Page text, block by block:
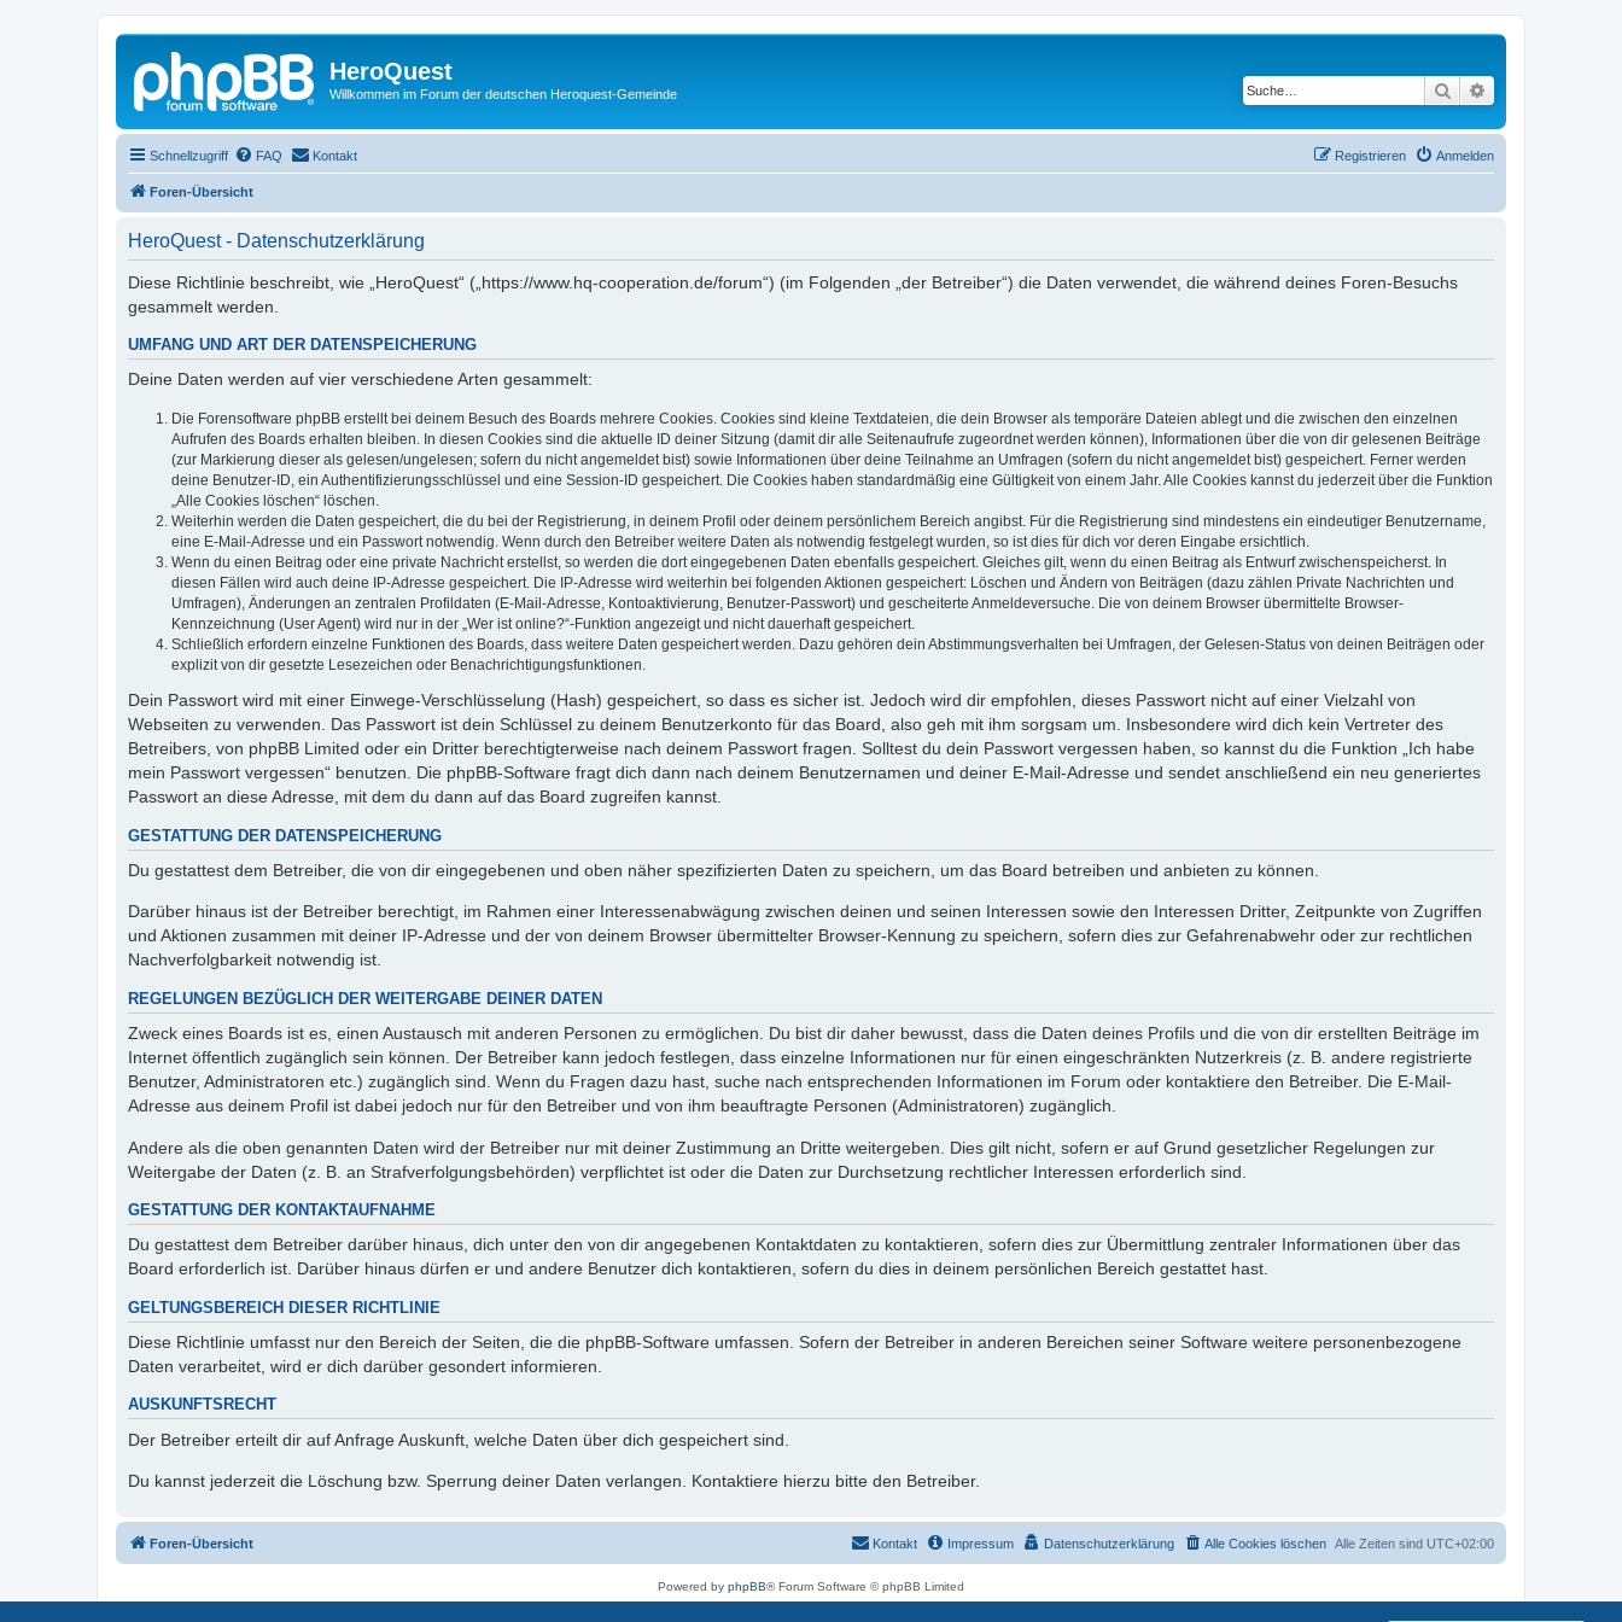
HeroQuest
Willkommen im Forum der deutschen Heroquest-Gemeinde Suche
Schnellzugriff FAQ Kontakt Anmelden
Registrieren
Foren-Übersicht
HeroQuest - Datenschutzerklärung
Diese Richtlinie beschreibt, wie „HeroQuest“ („https://www.hq-cooperation.de/forum“) (im Folgenden „der Betreiber“) die Daten verwendet, die während deines Foren-Besuchs
gesammelt werden.
UMFANG UND ART DER DATENSPEICHERUNG
Deine Daten werden auf vier verschiedene Arten gesammelt:
Die Forensoftware phpBB erstellt bei deinem Besuch des Boards mehrere Cookies. Cookies sind kleine Textdateien, die dein Browser als temporäre Dateien ablegt und die zwischen den einzelnen
Aufrufen des Boards erhalten bleiben. In diesen Cookies sind die aktuelle ID deiner Sitzung (damit dir alle Seitenaufrufe zugeordnet werden können), Informationen über die von dir gelesenen Beiträge
(zur Markierung dieser als gelesen/ungelesen; sofern du nicht angemeldet bist) sowie Informationen über deine Teilnahme an Umfragen (sofern du nicht angemeldet bist) gespeichert. Ferner werden
deine Benutzer-ID, ein Authentifizierungsschlüssel und eine Session-ID gespeichert. Die Cookies haben standardmäßig eine Gültigkeit von einem Jahr. Alle Cookies kannst du jederzeit über die Funktion
„Alle Cookies löschen“ löschen.
Weiterhin werden die Daten gespeichert, die du bei der Registrierung, in deinem Profil oder deinem persönlichem Bereich angibst. Für die Registrierung sind mindestens ein eindeutiger Benutzername,
eine E-Mail-Adresse und ein Passwort notwendig. Wenn durch den Betreiber weitere Daten als notwendig festgelegt wurden, so ist dies für dich vor deren Eingabe ersichtlich.
Wenn du einen Beitrag oder eine private Nachricht erstellst, so werden die dort eingegebenen Daten ebenfalls gespeichert. Gleiches gilt, wenn du einen Beitrag als Entwurf zwischenspeicherst. In
diesen Fällen wird auch deine IP-Adresse gespeichert. Die IP-Adresse wird weiterhin bei folgenden Aktionen gespeichert: Löschen und Ändern von Beiträgen (dazu zählen Private Nachrichten und
Umfragen), Änderungen an zentralen Profildaten (E-Mail-Adresse, Kontoaktivierung, Benutzer-Passwort) und gescheiterte Anmeldeversuche. Die von deinem Browser übermittelte Browser-
Kennzeichnung (User Agent) wird nur in der „Wer ist online?“-Funktion angezeigt und nicht dauerhaft gespeichert.
Schließlich erfordern einzelne Funktionen des Boards, dass weitere Daten gespeichert werden. Dazu gehören dein Abstimmungsverhalten bei Umfragen, der Gelesen-Status von deinen Beiträgen oder
explizit von dir gesetzte Lesezeichen oder Benachrichtigungsfunktionen.
Dein Passwort wird mit einer Einwege-Verschlüsselung (Hash) gespeichert, so dass es sicher ist. Jedoch wird dir empfohlen, dieses Passwort nicht auf einer Vielzahl von
Webseiten zu verwenden. Das Passwort ist dein Schlüssel zu deinem Benutzerkonto für das Board, also geh mit ihm sorgsam um. Insbesondere wird dich kein Vertreter des
Betreibers, von phpBB Limited oder ein Dritter berechtigterweise nach deinem Passwort fragen. Solltest du dein Passwort vergessen haben, so kannst du die Funktion „Ich habe
mein Passwort vergessen“ benutzen. Die phpBB-Software fragt dich dann nach deinem Benutzernamen und deiner E-Mail-Adresse und sendet anschließend ein neu generiertes
Passwort an diese Adresse, mit dem du dann auf das Board zugreifen kannst.
GESTATTUNG DER DATENSPEICHERUNG
Du gestattest dem Betreiber, die von dir eingegebenen und oben näher spezifizierten Daten zu speichern, um das Board betreiben und anbieten zu können.
Darüber hinaus ist der Betreiber berechtigt, im Rahmen einer Interessenabwägung zwischen deinen und seinen Interessen sowie den Interessen Dritter, Zeitpunkte von Zugriffen
und Aktionen zusammen mit deiner IP-Adresse und der von deinem Browser übermittelter Browser-Kennung zu speichern, sofern dies zur Gefahrenabwehr oder zur rechtlichen
Nachverfolgbarkeit notwendig ist.
REGELUNGEN BEZÜGLICH DER WEITERGABE DEINER DATEN
Zweck eines Boards ist es, einen Austausch mit anderen Personen zu ermöglichen. Du bist dir daher bewusst, dass die Daten deines Profils und die von dir erstellten Beiträge im
Internet öffentlich zugänglich sein können. Der Betreiber kann jedoch festlegen, dass einzelne Informationen nur für einen eingeschränkten Nutzerkreis (z. B. andere registrierte
Benutzer, Administratoren etc.) zugänglich sind. Wenn du Fragen dazu hast, suche nach entsprechenden Informationen im Forum oder kontaktiere den Betreiber. Die E-Mail-
Adresse aus deinem Profil ist dabei jedoch nur für den Betreiber und von ihm beauftragte Personen (Administratoren) zugänglich.
Andere als die oben genannten Daten wird der Betreiber nur mit deiner Zustimmung an Dritte weitergeben. Dies gilt nicht, sofern er auf Grund gesetzlicher Regelungen zur
Weitergabe der Daten (z. B. an Strafverfolgungsbehörden) verpflichtet ist oder die Daten zur Durchsetzung rechtlicher Interessen erforderlich sind.
GESTATTUNG DER KONTAKTAUFNAHME
Du gestattest dem Betreiber darüber hinaus, dich unter den von dir angegebenen Kontaktdaten zu kontaktieren, sofern dies zur Übermittlung zentraler Informationen über das
Board erforderlich ist. Darüber hinaus dürfen er und andere Benutzer dich kontaktieren, sofern du dies in deinem persönlichen Bereich gestattet hast.
GELTUNGSBEREICH DIESER RICHTLINIE
Diese Richtlinie umfasst nur den Bereich der Seiten, die die phpBB-Software umfassen. Sofern der Betreiber in anderen Bereichen seiner Software weitere personenbezogene
Daten verarbeitet, wird er dich darüber gesondert informieren.
AUSKUNFTSRECHT
Der Betreiber erteilt dir auf Anfrage Auskunft, welche Daten über dich gespeichert sind.
Du kannst jederzeit die Löschung bzw. Sperrung deiner Daten verlangen. Kontaktiere hierzu bitte den Betreiber.
Foren-Übersicht Alle Zeiten sind UTC+02:00
Alle Cookies löschen
Datenschutzerklärung
Impressum
Kontakt
Powered by phpBB® Forum Software © phpBB Limited